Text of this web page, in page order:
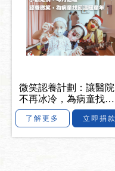
微笑認養計劃：讓醫院
不再冰冷，為病童找回
童年
了解更多 立即捐款